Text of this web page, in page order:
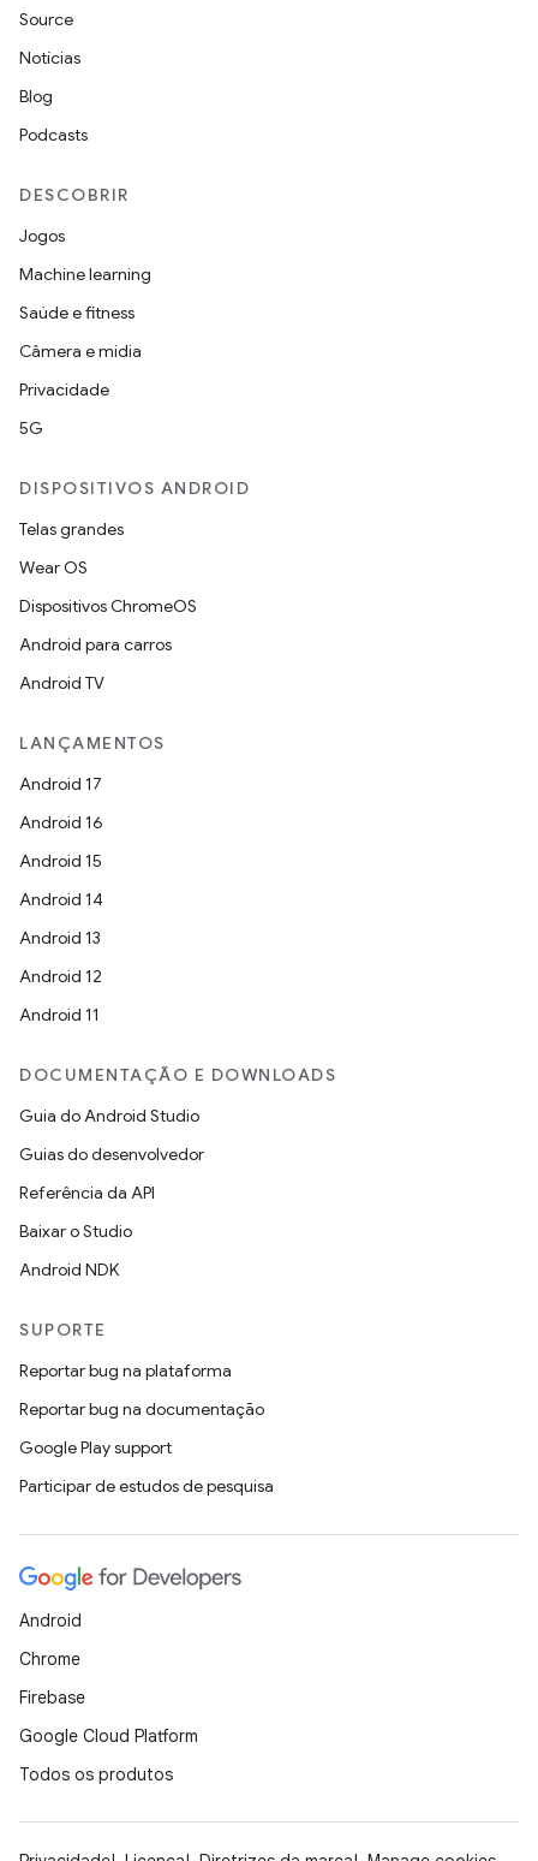
Source
Notícias
Blog
Podcasts
DESCOBRIR
Jogos
Machine learning
Saúde e fitness
Câmera e mídia
Privacidade
5G
DISPOSITIVOS ANDROID
Telas grandes
Wear OS
Dispositivos ChromeOS
Android para carros
Android TV
LANÇAMENTOS
Android 17
Android 16
Android 15
Android 14
Android 13
Android 12
Android 11
DOCUMENTAÇÃO E DOWNLOADS
Guia do Android Studio
Guias do desenvolvedor
Referência da API
Baixar o Studio
Android NDK
SUPORTE
Reportar bug na plataforma
Reportar bug na documentação
Google Play support
Participar de estudos de pesquisa
Android
Chrome
Firebase
Google Cloud Platform
Todos os produtos